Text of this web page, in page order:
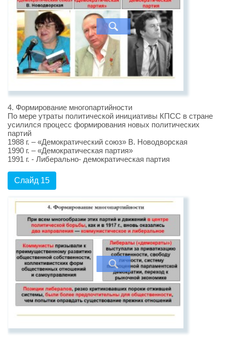
4. Формирование многопартийности
По мере утраты политической инициативы КПСС в стране
усилился процесс формирования новых политических
партий
1988 г. – «Демократический союз» В. Новодворская
1990 г. – «Демократическая партия»
1991 г. - Либерально- демократическая партия
Слайд 15